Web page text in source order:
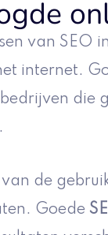
van SEO
internet.
die
de
Goede